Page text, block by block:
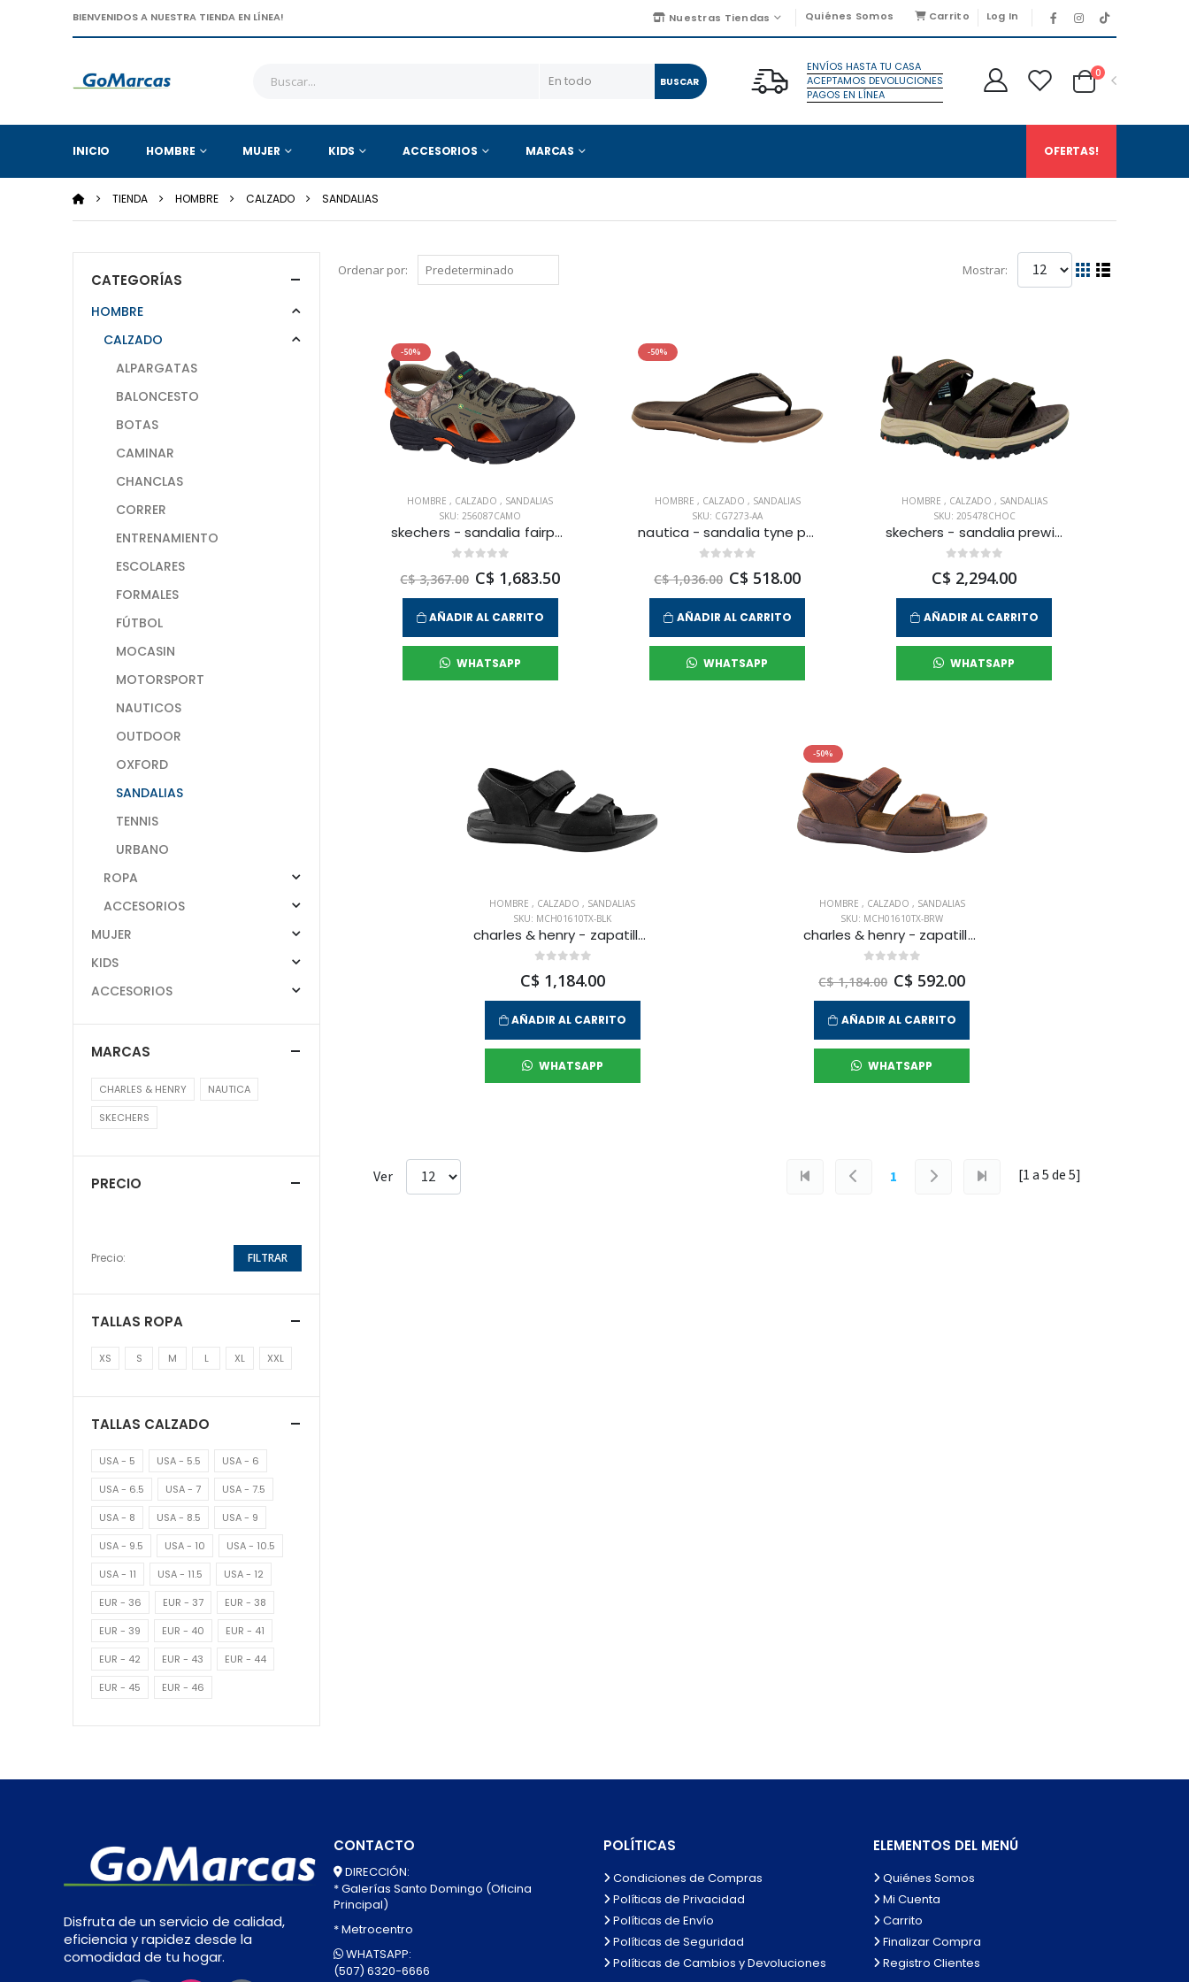
BIENVENIDOS A NUESTRA TIENDA EN LÍNEA! Nuestras Tiendas Quiénes Somos Carrito Log In
BUSCAR
ENVÍOS HASTA TU CASA
ACEPTAMOS DEVOLUCIONES
PAGOS EN LÍNEA
0
INICIO HOMBRE MUJER KIDS ACCESORIOS MARCAS OFERTAS!
TIENDA HOMBRE CALZADO SANDALIAS
Ordenar por: Mostrar:
-50%
HOMBRE, CALZADO, SANDALIAS
SKU: 256087CAMO
skechers - sandalia fairport para hombre
C$ 3,367.00 C$ 1,683.50
AÑADIR AL CARRITO
WHATSAPP
-50%
HOMBRE , CALZADO , SANDALIAS
SKU: CG7273-AA
nautica - sandalia tyne para hombre
C$ 1,036.00 C$ 518.00
AÑADIR AL CARRITO
WHATSAPP
HOMBRE , CALZADO , SANDALIAS
SKU: 205478CHOC
skechers - sandalia prewitt para hombre
C$ 2,294.00
AÑADIR AL CARRITO
WHATSAPP
HOMBRE, CALZADO, SANDALIAS
SKU: MCH01610TX-BLK
charles & henry - zapatilla sandalias coco loco para hombre
C$ 1,184.00
AÑADIR AL CARRITO
WHATSAPP
-50%
HOMBRE , CALZADO , SANDALIAS
SKU: MCH01610TX-BRW
charles & henry - zapatilla sandalias coco loco para hombre
C$ 1,184.00 C$ 592.00
AÑADIR AL CARRITO
WHATSAPP
Ver 1 [1 a5de5]
CATEGORÍAS
HOMBRE
CALZADO
ALPARGATAS
BALONCESTO
BOTAS
CAMINAR
CHANCLAS
CORRER
ENTRENAMIENTO
ESCOLARES
FORMALES
FÚTBOL
MOCASIN
MOTORSPORT
NAUTICOS
OUTDOOR
OXFORD
SANDALIAS
TENNIS
URBANO
ROPA
ACCESORIOS
MUJER
KIDS
ACCESORIOS
MARCAS
CHARLES & HENRY
NAUTICA
SKECHERS
PRECIO
Precio: FILTRAR
TALLAS ROPA
XS S M L XL XXL
TALLAS CALZADO
USA - 5 USA - 5.5
USA - 6
USA - 6.5
USA - 7
USA - 7.5
USA - 8
USA - 8.5
USA - 9
USA - 9.5
USA - 10
USA - 10.5
USA - 11
USA - 11.5
USA - 12
EUR - 36
EUR - 37
EUR - 38
EUR - 39
EUR - 40
EUR - 41
EUR - 42
EUR - 43
EUR - 44
EUR - 45
EUR - 46
Disfruta de un servicio de calidad,
eficiencia y rapidez desde la
comodidad de tu hogar.
CONTACTO
DIRECCIÓN:
* Galerías Santo Domingo (Oficina
Principal)
* Metrocentro
WHATSAPP:
(507) 6320-6666
POLÍTICAS
Condiciones de Compras
Políticas de Privacidad
Políticas de Envío
Políticas de Seguridad
Políticas de Cambios y Devoluciones
ELEMENTOS DEL MENÚ
Quiénes Somos
Mi Cuenta
Carrito
Finalizar Compra
Registro Clientes